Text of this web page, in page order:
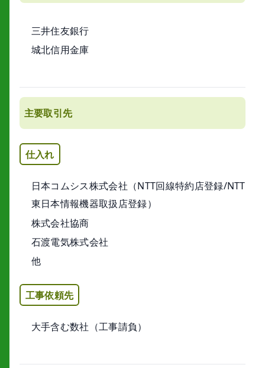
三井住友銀行
城北信用金庫
主要取引先
仕入れ
日本コムシス株式会社（NTT回線特約店登録/NTT
東日本情報機器取扱店登録）
株式会社協商
石渡電気株式会社
他
工事依頼先
大手含む数社（工事請負）